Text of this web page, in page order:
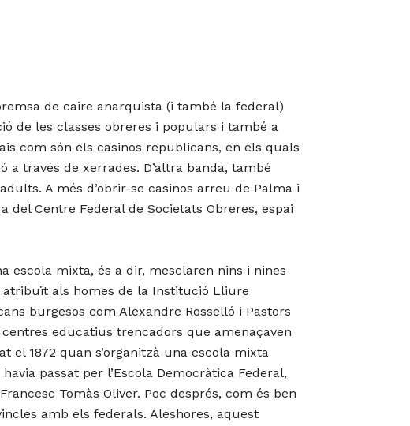
de caire anarquista (i també la federal)
de les classes obreres i populars i també a
com són els casinos republicans, en els quals
través de xerrades. D’altra banda, també
A més d’obrir-se casinos arreu de Palma i
Centre Federal de Societats Obreres, espai
escola mixta, és a dir, mesclaren nins i nines
atribuït als homes de la Institució Lliure
burgesos com Alexandre Rosselló i Pastors
educatius trencadors que amenaçaven
el 1872 quan s’organitzà una escola mixta
passat per l’Escola Democràtica Federal,
Tomàs Oliver. Poc després, com és ben
amb els federals. Aleshores, aquest